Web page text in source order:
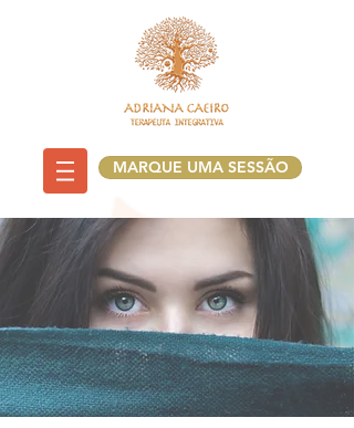
MARQUE UMA SESSÃO